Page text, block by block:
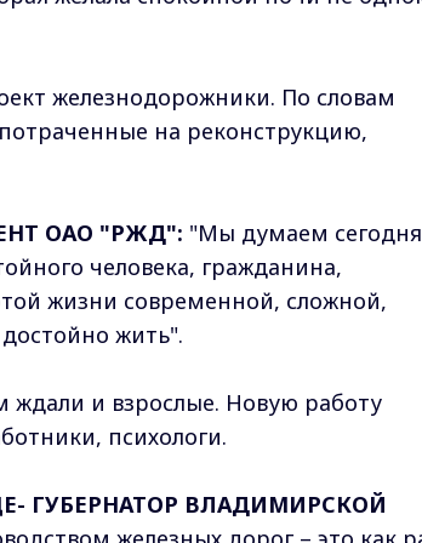
железнодорожники. По словам
на реконструкцию,
ОАО "РЖД": "Мы думаем
человека, гражданина,
жизни современной, сложной,
жить".
ждали и взрослые. Новую работу
психологи.
ГУБЕРНАТОР ВЛАДИМИРСКОЙ